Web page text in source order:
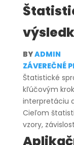
BYADMIN
ZÁVEREČNÉ
Štatistické
kľúčovým
interpretáciu
Cieľom
vzory,